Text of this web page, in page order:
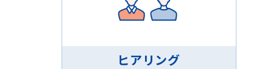
ヒアリング